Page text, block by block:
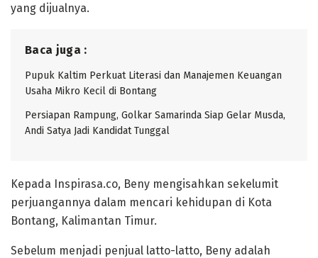
yang dijualnya.
Baca juga :
Pupuk Kaltim Perkuat Literasi dan Manajemen Keuangan
Usaha Mikro Kecil di Bontang
Persiapan Rampung, Golkar Samarinda Siap Gelar Musda,
Andi Satya Jadi Kandidat Tunggal
Kepada Inspirasa.co, Beny mengisahkan sekelumit
perjuangannya dalam mencari kehidupan di Kota
Bontang, Kalimantan Timur.
Sebelum menjadi penjual latto-latto, Beny adalah